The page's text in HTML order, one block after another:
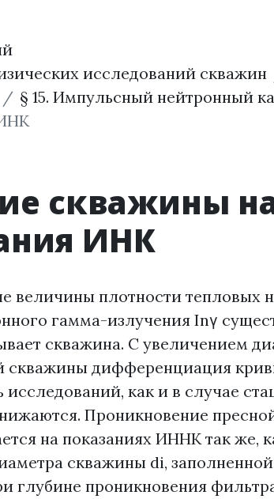
исследований скважин
§ 15. Импульсный нейтронный
скважины
ИНК
величины плотности тепловых
гамма-излучения Inγ
скважина. С увеличением
скважины дифференциация
исследований, как и в случае
Проникновение
на показаниях ИННК так же,
скважины di,
глубине проникновения